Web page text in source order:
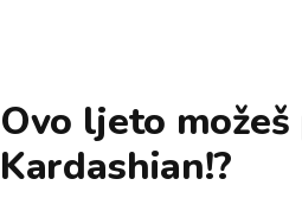
Ovo ljeto
Kardashian!?